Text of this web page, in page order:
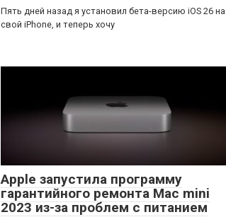
Пять дней назад я установил бета-версию iOS 26 на
свой iPhone, и теперь хочу
Apple запустила программу
гарантийного ремонта Mac mini
2023 из-за проблем с питанием